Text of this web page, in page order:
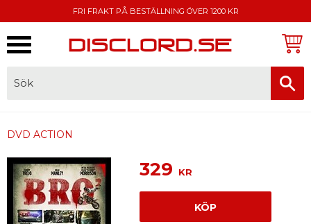
FRI FRAKT PÅ BESTÄLLNING ÖVER 1200 KR
DVD ACTION
329 KR
KÖP